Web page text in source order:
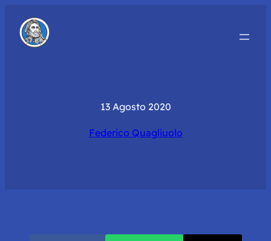
13 Agosto 2020
Federico Quagliuolo